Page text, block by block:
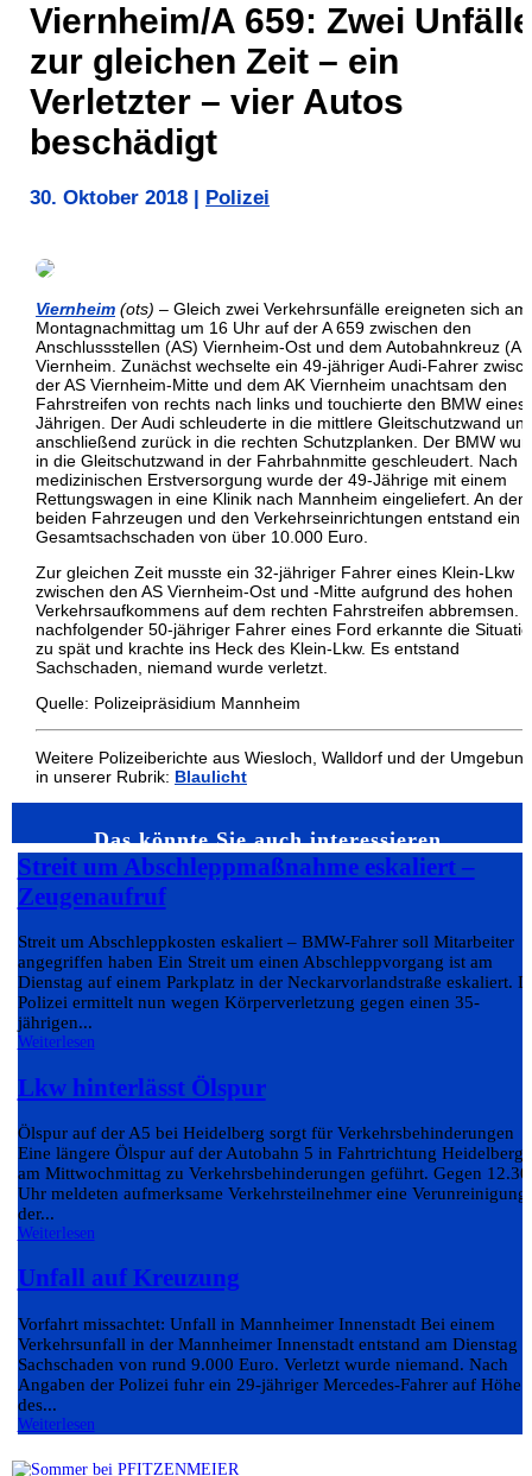
Viernheim/A 659: Zwei Unfälle
zur gleichen Zeit – ein
Verletzter – vier Autos
beschädigt
30. Oktober 2018 Polizei
Viernheim (ots) – Gleich zwei Verkehrsunfälle ereigneten sich am
Montagnachmittag um 16 Uhr auf der A 659 zwischen den
Anschlussstellen (AS) Viernheim-Ost und dem Autobahnkreuz
Viernheim. Zunächst wechselte ein 49-jähriger Audi-Fahrer
der AS Viernheim-Mitte und dem AK Viernheim unachtsam den
Fahrstreifen von rechts nach links und touchierte den BMW eines
Jährigen. Der Audi schleuderte in die mittlere Gleitschutzwand
anschließend zurück in die rechten Schutzplanken. Der BMW
in die Gleitschutzwand in der Fahrbahnmitte geschleudert. Nach
medizinischen Erstversorgung wurde der 49-Jährige mit einem
Rettungswagen in eine Klinik nach Mannheim eingeliefert. An den
beiden Fahrzeugen und den Verkehrseinrichtungen entstand ein
Gesamtsachschaden von über 10.000 Euro.
Zur gleichen Zeit musste ein 32-jähriger Fahrer eines Klein-Lkw
zwischen den AS Viernheim-Ost und -Mitte aufgrund des hohen
Verkehrsaufkommens auf dem rechten Fahrstreifen abbremsen.
nachfolgender 50-jähriger Fahrer eines Ford erkannte die
zu spät und krachte ins Heck des Klein-Lkw. Es entstand
Sachschaden, niemand wurde verletzt.
Quelle: Polizeipräsidium Mannheim
Weitere Polizeiberichte aus Wiesloch, Walldorf und der Umgebung
in unserer Rubrik: Blaulicht
Das könnte Sie auch interessieren…
Streit um Abschleppmaßnahme eskaliert –
Zeugenaufruf
Streit um Abschleppkosten eskaliert – BMW-Fahrer soll Mitarbeiter
angegriffen haben Ein Streit um einen Abschleppvorgang ist am
Dienstag auf einem Parkplatz in der Neckarvorlandstraße eskaliert.
Polizei ermittelt nun wegen Körperverletzung gegen einen 35-
jährigen...
Weiterlesen
Lkw hinterlässt Ölspur
Ölspur auf der A5 bei Heidelberg sorgt für Verkehrsbehinderungen
Eine längere Ölspur auf der Autobahn 5 in Fahrtrichtung Heidelberg
am Mittwochmittag zu Verkehrsbehinderungen geführt. Gegen 12.30
Uhr meldeten aufmerksame Verkehrsteilnehmer eine Verunreinigung
der...
Weiterlesen
Unfall auf Kreuzung
Vorfahrt missachtet: Unfall in Mannheimer Innenstadt Bei einem
Verkehrsunfall in der Mannheimer Innenstadt entstand am Dienstag
Sachschaden von rund 9.000 Euro. Verletzt wurde niemand. Nach
Angaben der Polizei fuhr ein 29-jähriger Mercedes-Fahrer auf Höhe
des...
Weiterlesen